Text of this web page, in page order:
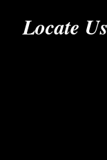
Locate Us